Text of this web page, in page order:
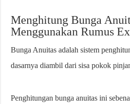
Menghitung Bunga
Menggunakan Rumus
Bunga Anuitas adalah sistem
dasarnya diambil dari sisa pokok
Penghitungan bunga anuitas ini